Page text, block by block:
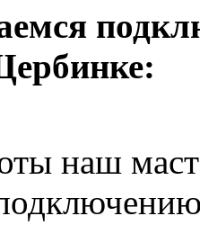
наш